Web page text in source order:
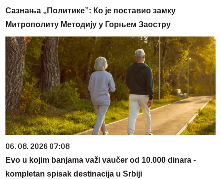
Сазнања „Политике”: Ко је поставио замку
Митрополиту Методију у Горњем Заостру
06. 08. 2026 07:08
Evo u kojim banjama važi vaučer od 10.000 dinara -
kompletan spisak destinacija u Srbiji